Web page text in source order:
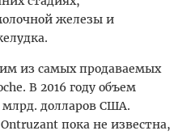
железы и
из самых продаваемых
В 2016 году объем
млрд. долларов США.
пока не известна,